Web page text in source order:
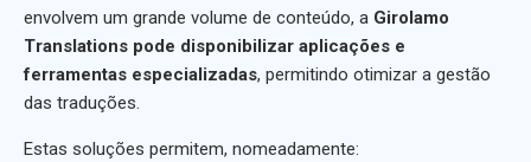
envolvem um grande volume de conteúdo, a Girolamo
Translations pode disponibilizar aplicações e
ferramentas especializadas, permitindo otimizar a gestão
das traduções.
Estas soluções permitem, nomeadamente: